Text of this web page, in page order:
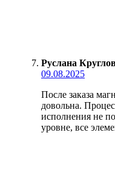
Руслана
09.08.2025
После заказа
довольна.
исполнения не
уровне, все